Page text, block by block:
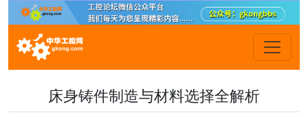
床身铸件制造与材料选择全解析